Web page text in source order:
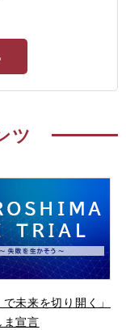
ツ
で未来を切り開く」
ま宣言